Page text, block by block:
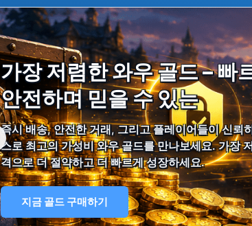
가장 저렴한 와우 골드 – 빠
안전하며 믿을 수 있는
즉시 배송, 안전한 거래, 그리고 플레이어들이 신뢰
스로 최고의 가성비 와우 골드를 만나보세요. 가장
격으로 더 절약하고 더 빠르게 성장하세요.
지금 골드 구매하기